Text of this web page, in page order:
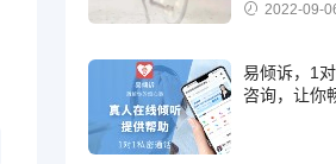
2022-09-
易倾诉，1
咨询，让你